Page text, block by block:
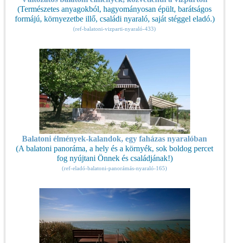
(Természetes anyagokból, hagyományosan épült, barátságos
formájú, környezetbe illő, családi nyaraló, saját stéggel eladó.)
(ref-balatoni-vizparti-nyaraló-433)
Balatoni élmények-kalandok, egy faházas nyaralóban
(A balatoni panoráma, a hely és a környék, sok boldog percet
fog nyújtani Önnek és családjának!)
(ref-eladó-balatoni-panorámás-nyaraló-165)